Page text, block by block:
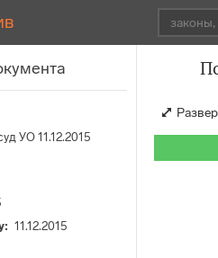
УО 11.12.2015
11.12.2015